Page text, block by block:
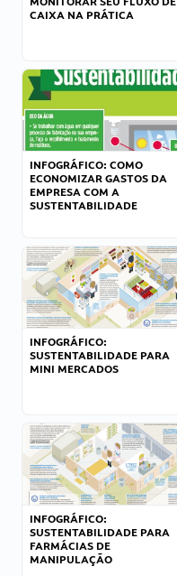
CAIXA NA PRÁTICA
INFOGRÁFICO: COMO
ECONOMIZAR GASTOS DA
EMPRESA COM A
SUSTENTABILIDADE
INFOGRÁFICO:
SUSTENTABILIDADE PARA
MINI MERCADOS
INFOGRÁFICO:
SUSTENTABILIDADE PARA
FARMÁCIAS DE
MANIPULAÇÃO